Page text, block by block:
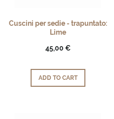
Cuscini per sedie - trapuntato:
Lime
45,00 €
ADD TO CART